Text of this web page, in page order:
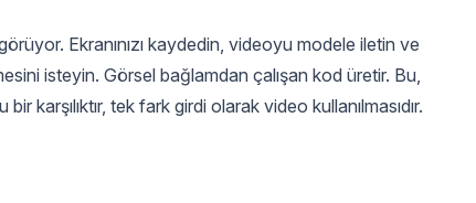
Ekranınızı kaydedin, videoyu modele iletin ve
isteyin. Görsel bağlamdan çalışan kod üretir. Bu,
karşılıktır, tek fark girdi olarak video kullanılmasıdır.